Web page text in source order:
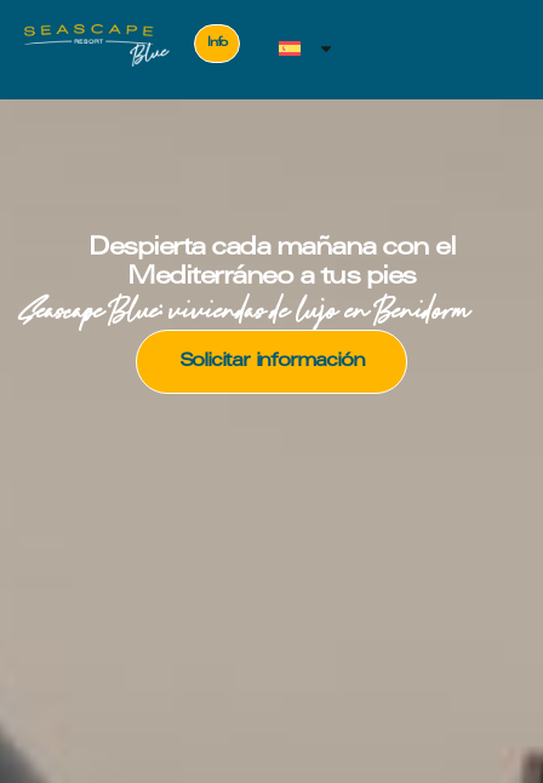
Info
Despierta cada mañana con el
Mediterráneo a tus pies
Seascape Blue: viviendas de lujo en Benidorm
Solicitar información